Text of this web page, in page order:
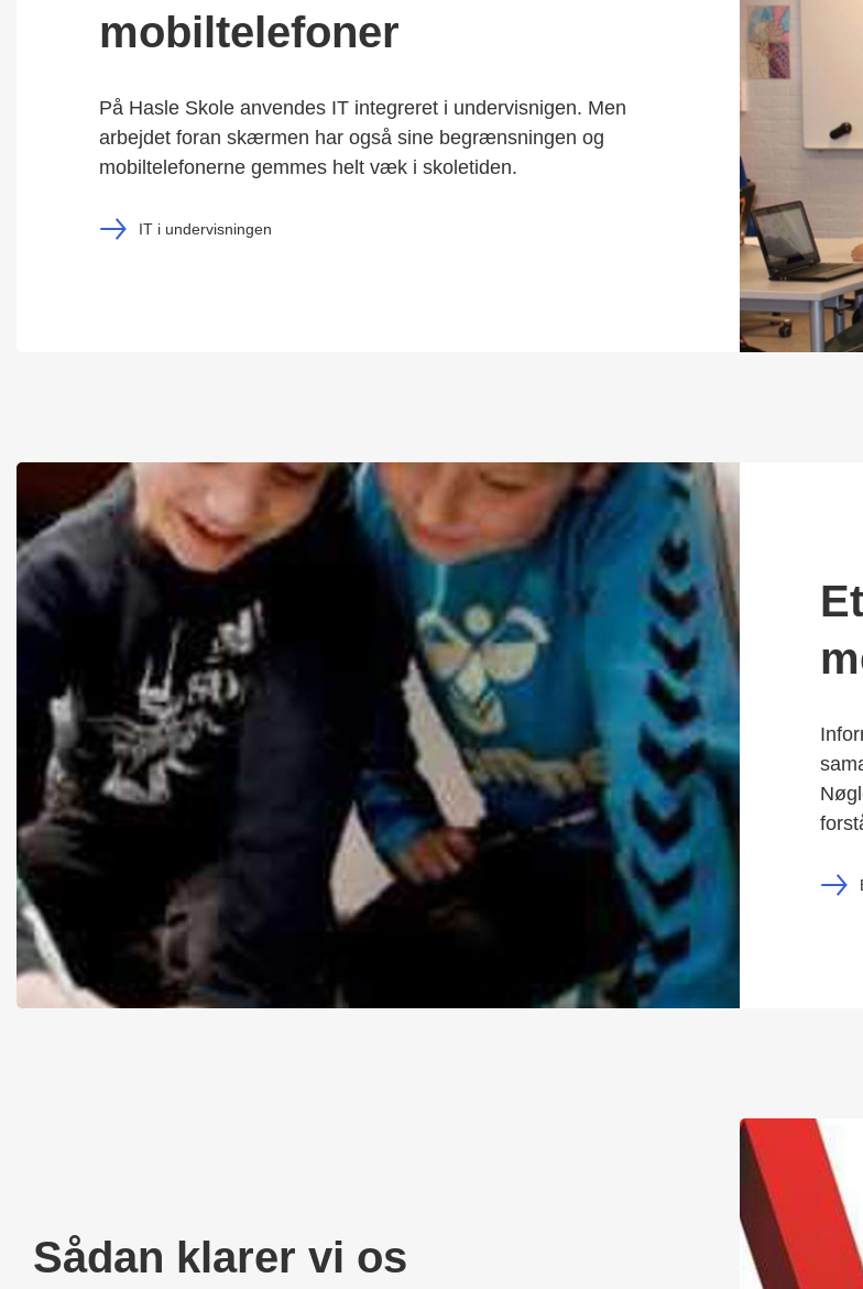
mobiltelefoner
På Hasle Skole anvendes IT integreret i undervisnigen. Men
arbejdet foran skærmen har også sine begrænsningen og
mobiltelefonerne gemmes helt væk i skoletiden.
IT i undervisningen
Sådan klarer vi os